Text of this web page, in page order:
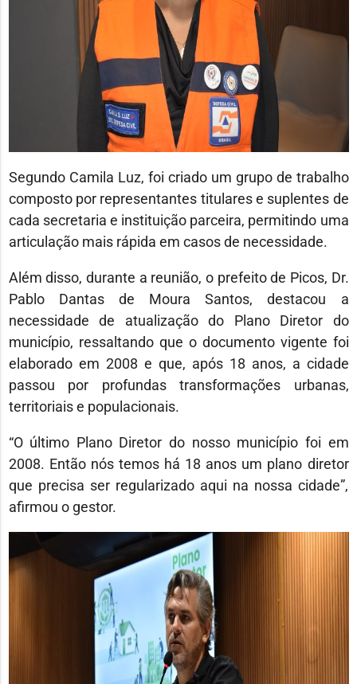
Segundo Camila Luz, foi criado um grupo de trabalho
composto por representantes titulares e suplentes de
cada secretaria e instituição parceira, permitindo uma
articulação mais rápida em casos de necessidade.
Além disso, durante a reunião, o prefeito de Picos, Dr.
Pablo Dantas de Moura Santos, destacou a
necessidade de atualização do Plano Diretor do
município, ressaltando que o documento vigente foi
elaborado em 2008 e que, após 18 anos, a cidade
passou por profundas transformações urbanas,
territoriais e populacionais.
“O último Plano Diretor do nosso município foi em
2008. Então nós temos há 18 anos um plano diretor
que precisa ser regularizado aqui na nossa cidade”,
afirmou o gestor.